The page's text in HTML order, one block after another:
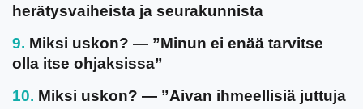
herätysvaiheista ja seurakunnista
Miksi uskon? — ”Minun ei enää tarvitse
olla itse ohjaksissa”
Miksi uskon? — ”Aivan ihmeellisiä juttuja